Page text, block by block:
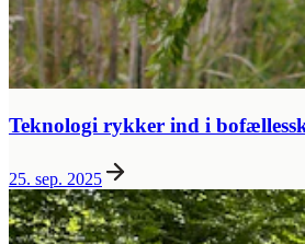
Teknologi rykker ind i
25. sep. 2025